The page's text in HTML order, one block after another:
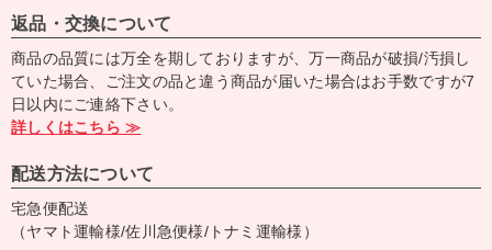
返品・交換について
商品の品質には万全を期しておりますが、万一商品が破損/汚損し
ていた場合、ご注文の品と違う商品が届いた場合はお手数ですが7
日以内にご連絡下さい。
詳しくはこちら ≫
配送方法について
宅急便配送
（ヤマト運輸様/佐川急便様/トナミ運輸様）